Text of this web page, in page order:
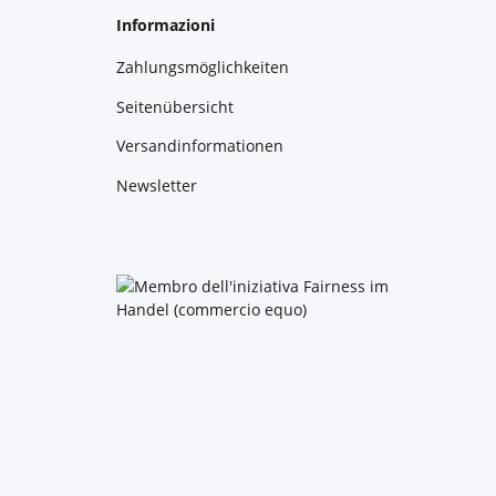
Informazioni
Zahlungsmöglichkeiten
Seitenübersicht
Versandinformationen
Newsletter